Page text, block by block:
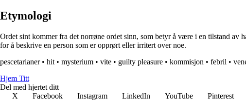
Etymologi
Ordet sint kommer fra det norrøne ordet sinn, som betyr å være i en tilstand
for å beskrive en person som er opprørt eller irritert over noe.
pescetarianer• hit • mysterium • vite • guilty pleasure • kommisjon • febril •
Hjem Titt
Del med hjertet ditt
X
Facebook Instagram LinkedIn YouTube Pinterest